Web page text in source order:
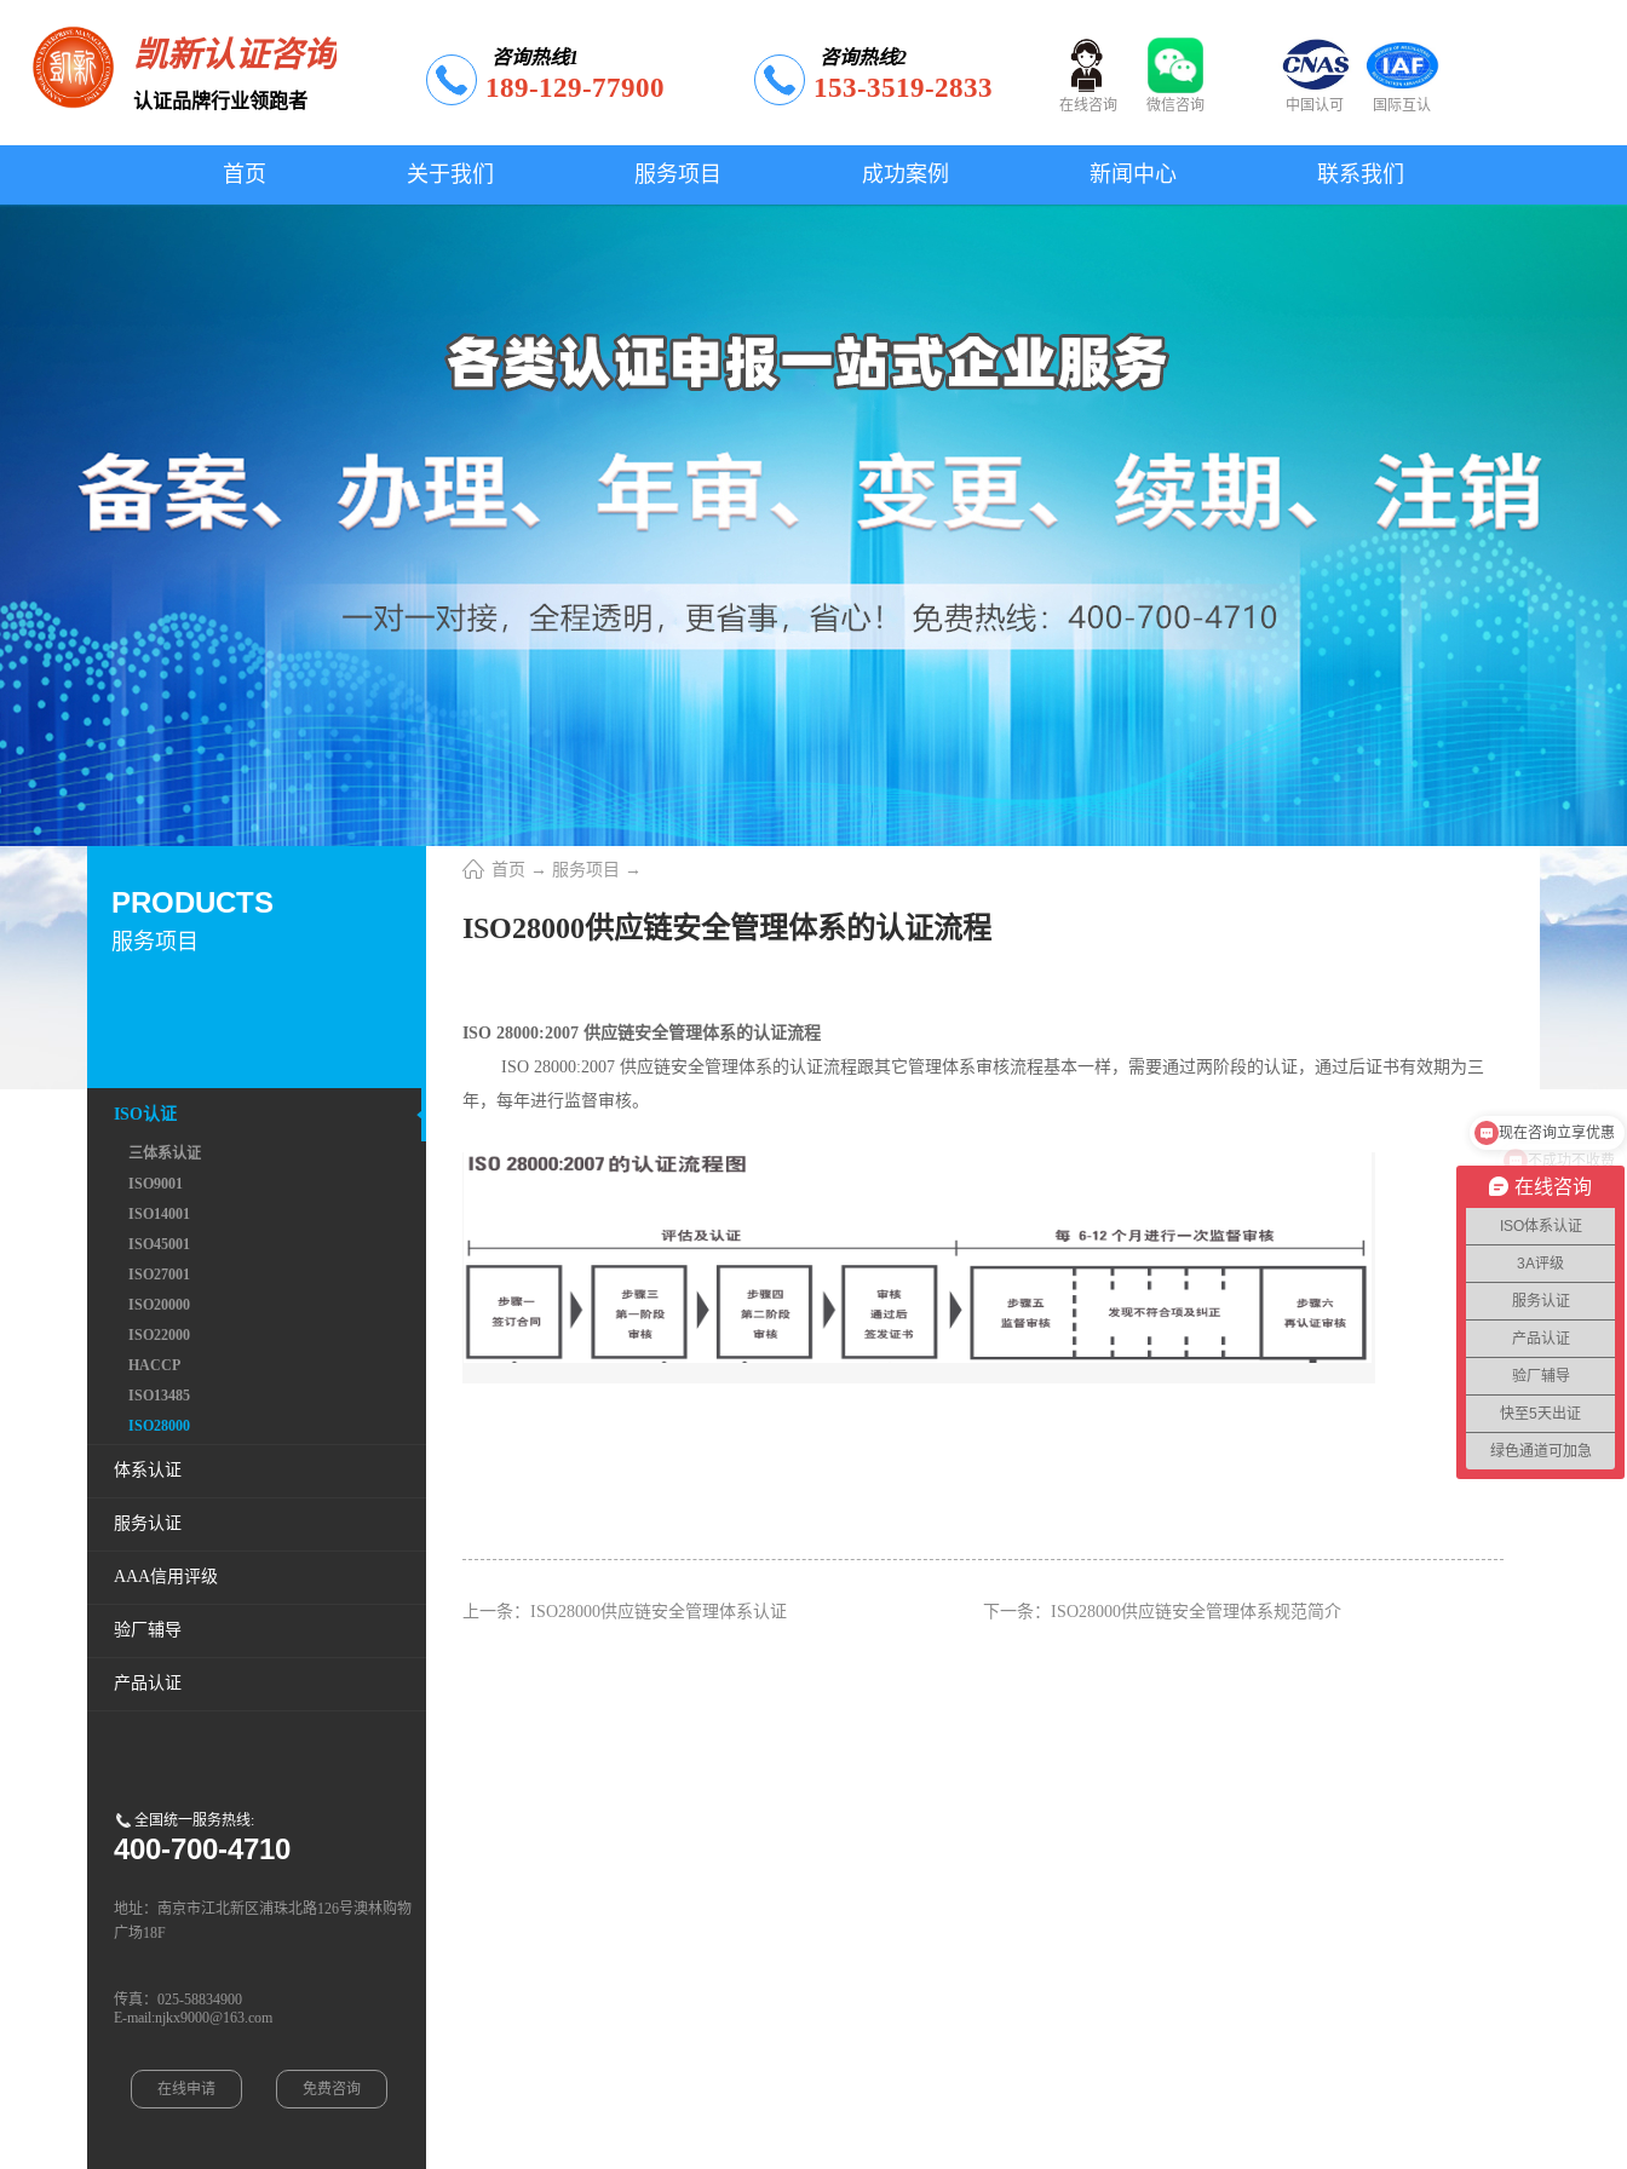
凯新认证咨询
认证品牌行业领跑者
咨询热线1
189-129-77900
咨询热线2
153-3519-2833
在线咨询 微信咨询 中国认可 国际互认
首页 关于我们 服务项目 成功案例 新闻中心 联系我们
服务项目
PRODUCTS
ISO认证
三体系认证
ISO9001
ISO14001
ISO45001
ISO27001
ISO20000
ISO22000
HACCP
ISO13485
ISO28000
体系认证
服务认证
AAA信用评级
验厂辅导
产品认证
全国统一服务热线:
400-700-4710
地址：南京市江北新区浦珠北路126号澳林购物
广场18F
传真：025-58834900
E-mail:njkx9000@163.com
在线申请 免费咨询
首页 → 服务项目 →
ISO28000供应链安全管理体系的认证流程
ISO 28000:2007 供应链安全管理体系的认证流程
ISO 28000:2007 供应链安全管理体系的认证流程跟其它管理体系审核流程基本一样，需要通过两阶段的认证，通过后证书有效期为三
年，每年进行监督审核。
上一条： ISO28000供应链安全管理体系认证 下一条： ISO28000供应链安全管理体系规范简介
在线咨询
ISO体系认证
3A评级
服务认证
产品认证
验厂辅导
快至5天出证
绿色通道可加急
不成功不收费